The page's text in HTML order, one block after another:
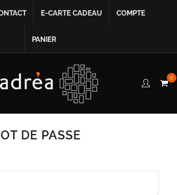
E-CARTE CADEAU COMPTE
PANIER
0
DE PASSE